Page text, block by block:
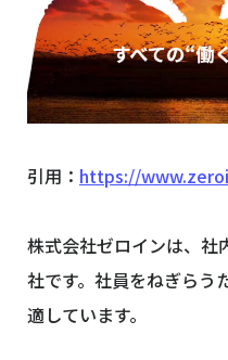
引用： https://
株式会社ゼロインは、社
社です。社員をねぎらう
適しています。